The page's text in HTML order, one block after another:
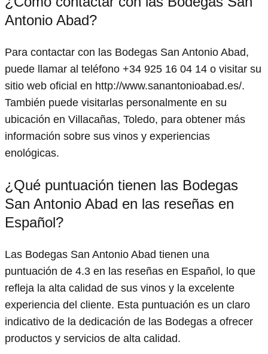
Antonio Abad?
Para contactar con las Bodegas San Antonio Abad,
puede llamar al teléfono +34 925 16 04 14 o visitar su
sitio web oficial en http://www.sanantonioabad.es/.
También puede visitarlas personalmente en su
ubicación en Villacañas, Toledo, para obtener más
información sobre sus vinos y experiencias
enológicas.
¿Qué puntuación tienen las Bodegas
San Antonio Abad en las reseñas en
Español?
Las Bodegas San Antonio Abad tienen una
puntuación de 4.3 en las reseñas en Español, lo que
refleja la alta calidad de sus vinos y la excelente
experiencia del cliente. Esta puntuación es un claro
indicativo de la dedicación de las Bodegas a ofrecer
productos y servicios de alta calidad.